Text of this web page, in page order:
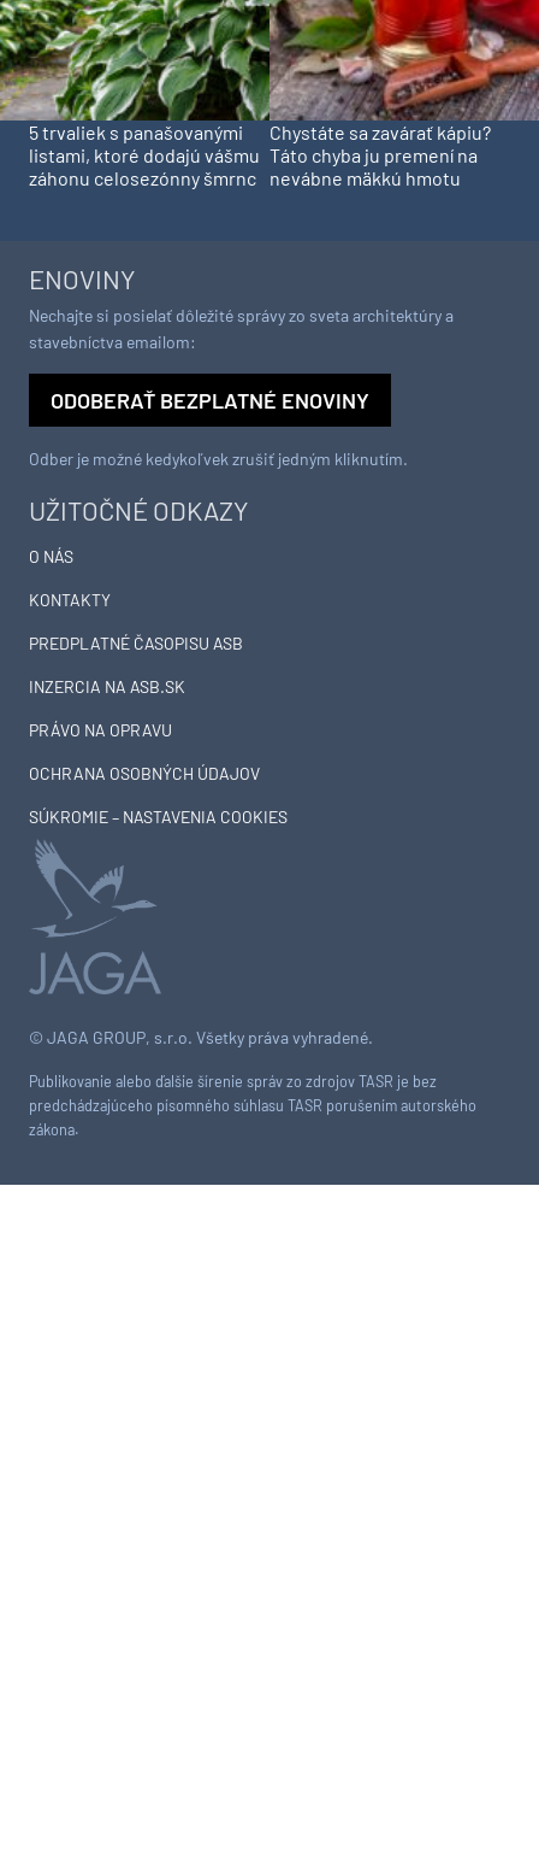
5 trvaliek s panašovanými
listami, ktoré dodajú vášmu
záhonu celosezónny šmrnc
Chystáte sa zavárať kápiu?
Táto chyba ju premení na
nevábne mäkkú hmotu
© JAGA GROUP, s.r.o. Všetky práva vyhradené.
Publikovanie alebo ďalšie šírenie správ zo zdrojov TASR je bez
predchádzajúceho písomného súhlasu TASR porušením autorského
zákona.
UŽITOČNÉ ODKAZY
O NÁS
KONTAKTY
PREDPLATNÉ ČASOPISU ASB
INZERCIA NA ASB.SK
PRÁVO NA OPRAVU
OCHRANA OSOBNÝCH ÚDAJOV
SÚKROMIE – NASTAVENIA COOKIES
ENOVINY
Nechajte si posielať dôležité správy zo sveta architektúry a
stavebníctva emailom:
ODOBERAŤ BEZPLATNÉ ENOVINY
Odber je možné kedykoľvek zrušiť jedným kliknutím.